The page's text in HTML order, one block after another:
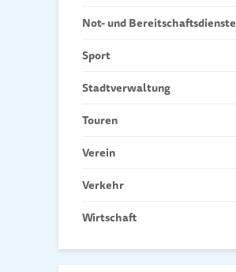
Not- und Bereitschaftsdienste
Sport
Stadtverwaltung
Touren
Verein
Verkehr
Wirtschaft